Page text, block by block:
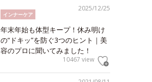
2025/12/25
インナーケア
年末年始も体型キープ！休み明け
の“ドキッ”を防ぐ3つのヒント｜美
容のプロに聞いてみました！
10467 view